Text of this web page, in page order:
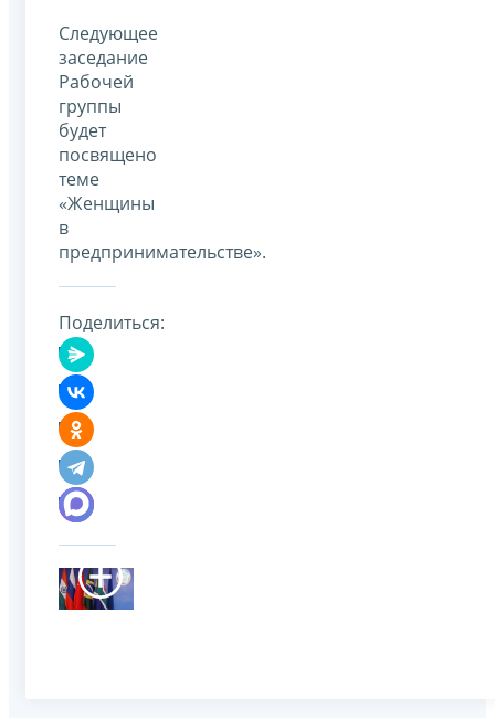
Следующее
заседание
Рабочей
группы
будет
посвящено
теме
«Женщины
в
предпринимательстве».
Поделиться: